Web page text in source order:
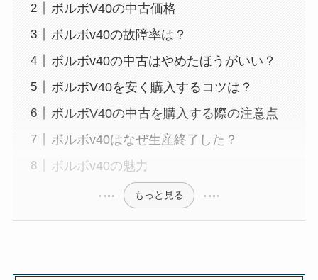
ボルボV40の中古価格
ボルボv40の故障率は？
ボルボv40の中古はやめたほうがいい？
ボルボV40を安く購入するコツは？
ボルボV40の中古を購入する際の注意点
ボルボv40はなぜ生産終了した？
ボルボv40の魅力
もっと見る